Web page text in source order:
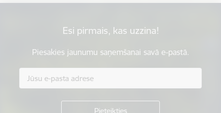
Esi pirmais, kas uzzina!
Piesakies jaunumu saņemšanai savā e-pastā.